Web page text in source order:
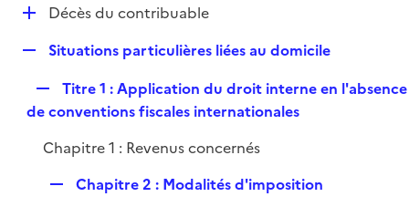
D
e
r
Décès du contribuable
p
l
e
Situations particulières liées au domicile
e
l
Titre 1 : Application du droit interne en l'absence
de conventions fiscales internationales
Chapitre 1 : Revenus concernés
Chapitre 2 : Modalités d'imposition